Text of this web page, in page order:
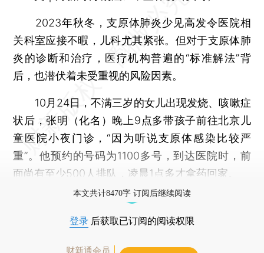
2023年秋冬，支原体肺炎少见高发令医院相
关科室应接不暇，儿科尤其紧张。但对于支原体肺
炎的诊断和治疗，医疗机构普遍的“标准解法”背
后，也潜伏着未受重视的风险因素。
10月24日，不满三岁的女儿出现发烧、咳嗽症
状后，张明（化名）晚上9点多带孩子前往北京儿
童医院小夜门诊，“因为听说支原体感染比较严
重”。他预约的号码为1100多号，到达医院时，前
面尚有至少500人排队，凌晨1点多才拿药回家。
本文共计8470字 订阅后继续阅读
登录 后获取已订阅的阅读权限
财新通会员